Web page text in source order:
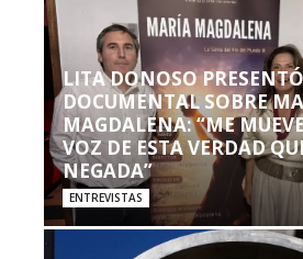
LITA DONOSO
DOCUMENTAL SOBRE
MAGDALENA: “ME
VOZ DE ESTA VERDAD
NEGADA”
ENTREVISTAS